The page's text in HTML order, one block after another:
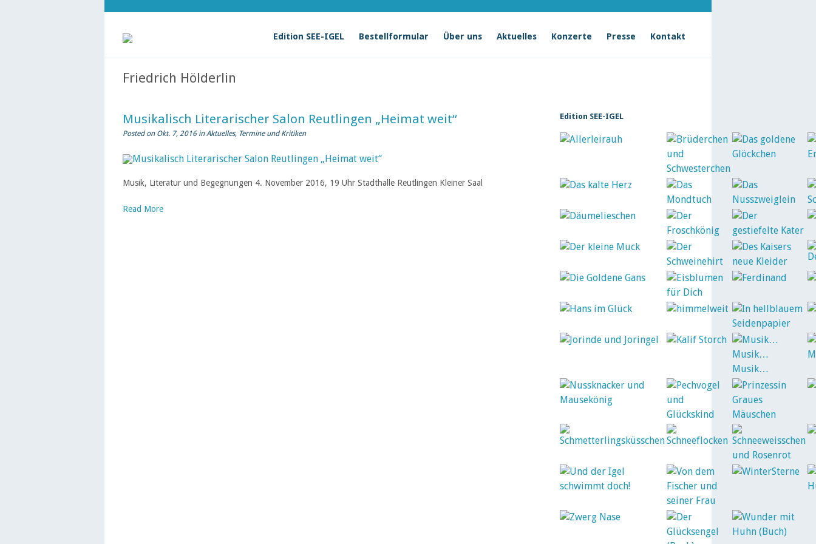
Edition SEE-IGEL Bestellformular Über uns Aktuelles Konzerte Presse Kontakt
Friedrich Hölderlin
Musikalisch Literarischer Salon Reutlingen „Heimat weit“
Posted on Okt. 7, 2016 inAktuelles, Termine und Kritiken
Musik, Literatur und Begegnungen 4. November 2016, 19 Uhr Stadthalle Reutlingen Kleiner Saal
Read More
Edition SEE-IGEL